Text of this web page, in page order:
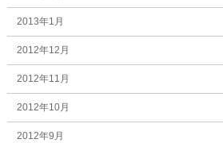
2013年1月
2012年12月
2012年11月
2012年10月
2012年9月